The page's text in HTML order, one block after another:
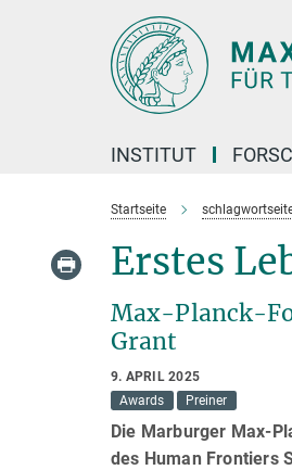
INSTITUT
Startseite
Erstes
Max-Planck-
Grant
9. APRIL 2025
Awards
Preiner
Die Marburger Max-
des Human Frontiers